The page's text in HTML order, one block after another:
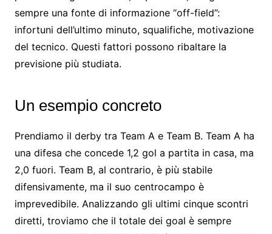
sempre una fonte di informazione “off-field”:
infortuni dell’ultimo minuto, squalifiche, motivazione
del tecnico. Questi fattori possono ribaltare la
previsione più studiata.
Un esempio concreto
Prendiamo il derby tra Team A e Team B. Team A ha
una difesa che concede 1,2 gol a partita in casa, ma
2,0 fuori. Team B, al contrario, è più stabile
difensivamente, ma il suo centrocampo è
imprevedibile. Analizzando gli ultimi cinque scontri
diretti, troviamo che il totale dei goal è sempre